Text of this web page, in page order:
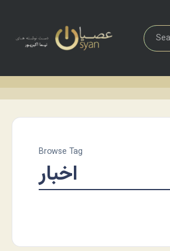
Browse Tag
اخبار